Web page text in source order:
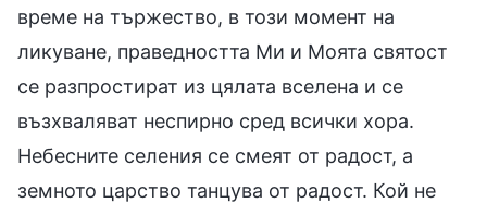
време на тържество, в този момент на
ликуване, праведността Ми и Моята святост
се разпростират из цялата вселена и се
възхваляват неспирно сред всички хора.
Небесните селения се смеят от радост, а
земното царство танцува от радост. Кой не